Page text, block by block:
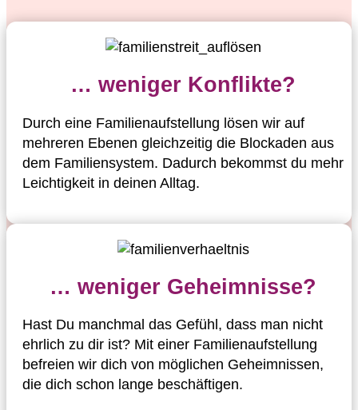
… weniger Konflikte?
Durch eine Familienaufstellung lösen wir auf
mehreren Ebenen gleichzeitig die Blockaden aus
dem Familiensystem. Dadurch bekommst du mehr
Leichtigkeit in deinen Alltag.
… weniger Geheimnisse?
Hast Du manchmal das Gefühl, dass man nicht
ehrlich zu dir ist? Mit einer Familienaufstellung
befreien wir dich von möglichen Geheimnissen,
die dich schon lange beschäftigen.